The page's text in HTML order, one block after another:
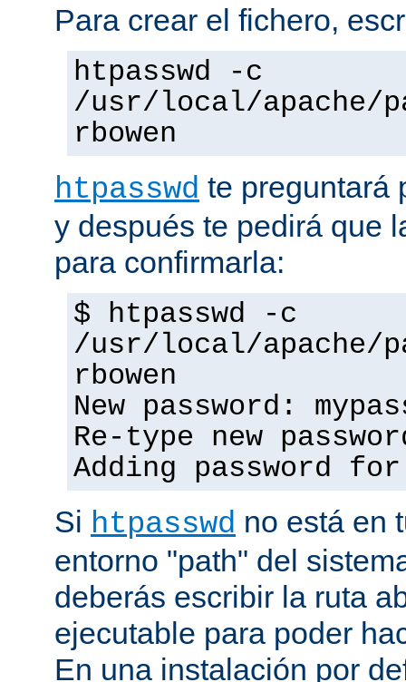
Para crear el fichero,
htpasswd -c
/usr/local/apache/
rbowen
htpasswd te preguntará
y después te pedirá que
para confirmarla:
$ htpasswd -c
/usr/local/apache/
rbowen
New password:
Re-type new
Adding password
Si htpasswd no está en
entorno "path" del
deberás escribir la ruta
ejecutable para poder
En una instalación por